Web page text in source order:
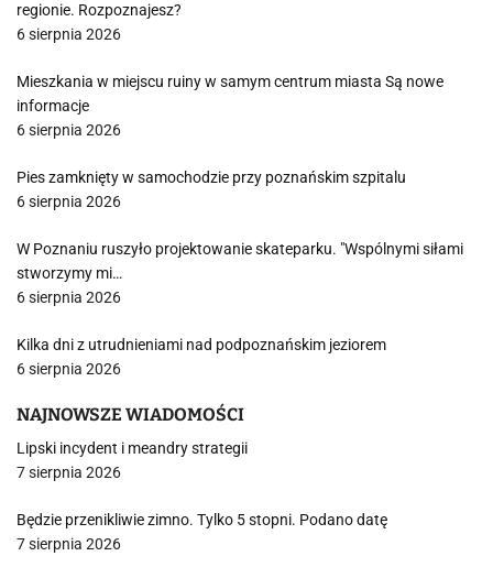
regionie. Rozpoznajesz?
6 sierpnia 2026
Mieszkania w miejscu ruiny w samym centrum miasta Są nowe
informacje
6 sierpnia 2026
Pies zamknięty w samochodzie przy poznańskim szpitalu
6 sierpnia 2026
W Poznaniu ruszyło projektowanie skateparku. "Wspólnymi siłami
stworzymy mi…
6 sierpnia 2026
Kilka dni z utrudnieniami nad podpoznańskim jeziorem
6 sierpnia 2026
NAJNOWSZE WIADOMOŚCI
Lipski incydent i meandry strategii
7 sierpnia 2026
Będzie przenikliwie zimno. Tylko 5 stopni. Podano datę
7 sierpnia 2026